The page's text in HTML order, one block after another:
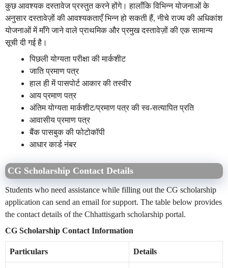
कुछ आवश्यक दस्तावेज प्रस्तुत करने होंगे। हालाँकि विभिन्न योजनाओं के
अनुसार दस्तावेज़ों की आवश्यकताएँ भिन्न हो सकती हैं, नीचे राज्य की अधिकांश
योजनाओं में माँगे जाने वाले प्राथमिक और प्रमुख दस्तावेज़ों की एक सामान्य
सूची दी गई है।
पिछली योग्यता परीक्षा की मार्कशीट
जाति प्रमाण पत्र
हाल ही में पासपोर्ट आकार की तस्वीर
आय प्रमाण पत्र
अंतिम योग्यता मार्कशीट/प्रमाण पत्र की स्व-सत्यापित प्रति
आवासीय प्रमाण पत्र
बैंक पासबुक की फोटोकॉपी
आधार कार्ड नंबर
CG Scholarship Contact Details
Students who need assistance while filling out the CG scholarship
application can send an email for support. The table below provides
the contact details of the Chhattisgarh scholarship portal.
CG Scholarship Contact Information
Particulars Details